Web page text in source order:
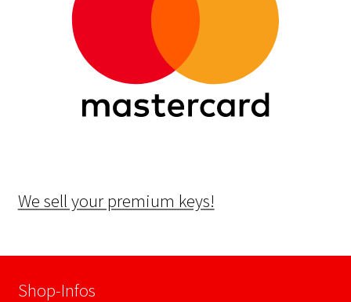
We sell your premium keys!
Shop-Infos